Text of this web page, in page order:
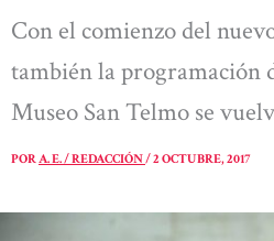
Con el comienzo del
también la programación
Museo San Telmo se
PORA. E. / REDACCIÓN/2 OCTUBRE, 2017